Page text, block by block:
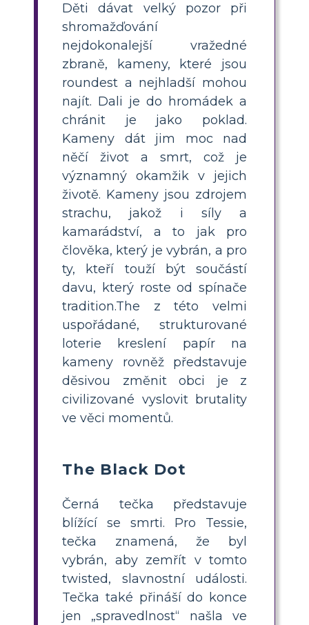
Děti dávat velký pozor při
shromažďování
nejdokonalejší vražedné
zbraně, kameny, které jsou
roundest a nejhladší mohou
najít. Dali je do hromádek a
chránit je jako poklad.
Kameny dát jim moc nad
něčí život a smrt, což je
významný okamžik v jejich
životě. Kameny jsou zdrojem
strachu, jakož i síly a
kamarádství, a to jak pro
člověka, který je vybrán, a pro
ty, kteří touží být součástí
davu, který roste od spínače
tradition.The z této velmi
uspořádané, strukturované
loterie kreslení papír na
kameny rovněž představuje
děsivou změnit obci je z
civilizované vyslovit brutality
ve věci momentů.
The Black Dot
Černá tečka představuje
blížící se smrti. Pro Tessie,
tečka znamená, že byl
vybrán, aby zemřít v tomto
twisted, slavnostní události.
Tečka také přináší do konce
jen „spravedlnost“ našla ve